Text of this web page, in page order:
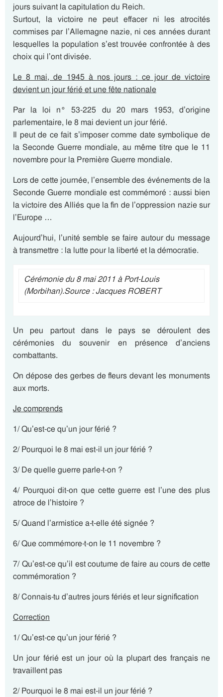
jours suivant la capitulation du Reich.
Surtout, la victoire ne peut effacer ni les atrocités
commises par l’Allemagne nazie, ni ces années durant
lesquelles la population s’est trouvée confrontée à des
choix qui l’ont divisée.
Le 8 mai, de 1945 à nos jours : ce jour de victoire
devient un jour férié et une fête nationale
Par la loi n° 53-225 du 20 mars 1953, d’origine
parlementaire, le 8 mai devient un jour férié.
Il peut de ce fait s’imposer comme date symbolique de
la Seconde Guerre mondiale, au même titre que le 11
novembre pour la Première Guerre mondiale.
Lors de cette journée, l’ensemble des événements de la
Seconde Guerre mondiale est commémoré : aussi bien
la victoire des Alliés que la fin de l’oppression nazie sur
l’Europe …
Aujourd’hui, l’unité semble se faire autour du message
à transmettre : la lutte pour la liberté et la démocratie.
Cérémonie du 8 mai 2011 à Port-Louis
(Morbihan).Source : Jacques ROBERT
Un peu partout dans le pays se déroulent des
cérémonies du souvenir en présence d’anciens
combattants.
On dépose des gerbes de fleurs devant les monuments
aux morts.
Je comprends
1/ Qu’est-ce qu’un jour férié ?
2/ Pourquoi le 8 mai est-il un jour férié ?
3/ De quelle guerre parle-t-on ?
4/ Pourquoi dit-on que cette guerre est l’une des plus
atroce de l’histoire ?
5/ Quand l’armistice a-t-elle été signée ?
6/ Que commémore-t-on le 11 novembre ?
7/ Qu’est-ce qu’il est coutume de faire au cours de cette
commémoration ?
8/ Connais-tu d’autres jours fériés et leur signification
Correction
1/ Qu’est-ce qu’un jour férié ?
Un jour férié est un jour où la plupart des français ne
travaillent pas
2/ Pourquoi le 8 mai est-il un jour férié ?